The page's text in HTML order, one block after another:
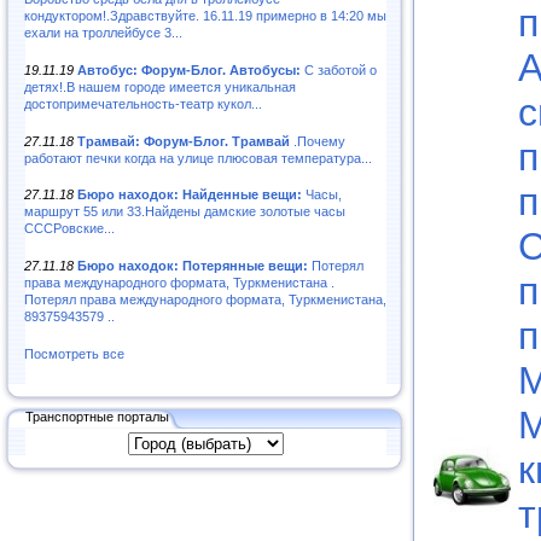
кондуктором!.Здравствуйте. 16.11.19 примерно в 14:20 мы
ехали на троллейбусе 3...
19.11.19 Автобус: Форум-Блог. Автобусы: С заботой о
детях!.В нашем городе имеется уникальная
достопримечательность-театр кукол...
27.11.18 Трамвай: Форум-Блог. Трамвай .Почему
работают печки когда на улице плюсовая температура...
27.11.18 Бюро находок: Найденные вещи: Часы,
маршрут 55 или 33.Найдены дамские золотые часы
СССРовские...
27.11.18 Бюро находок: Потерянные вещи: Потерял
права международного формата, Туркменистана .
Потерял права международного формата, Туркменистана,
89375943579 ..
Посмотреть все
Транспортные порталы